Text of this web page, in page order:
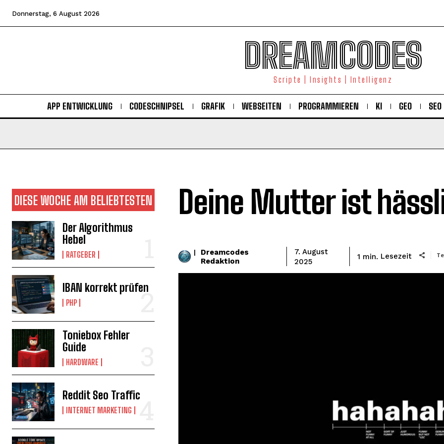
Donnerstag, 6 August 2026
DREAMCODES
Scripte | Insights | Intelligenz
APP ENTWICKLUNG CODESCHNIPSEL GRAFIK WEBSEITEN PROGRAMMIEREN KI GEO SEO
DIESE WOCHE AM BELIEBTESTEN
Der Algorithmus
Hebel
RATGEBER
IBAN korrekt prüfen
PHP
Toniebox Fehler
Guide
HARDWARE
Reddit Seo Traffic
INTERNET MARKETING
Deine Mutter ist
|
Dreamcodes
Redaktion
7. August
2025
1 min. Lesezeit